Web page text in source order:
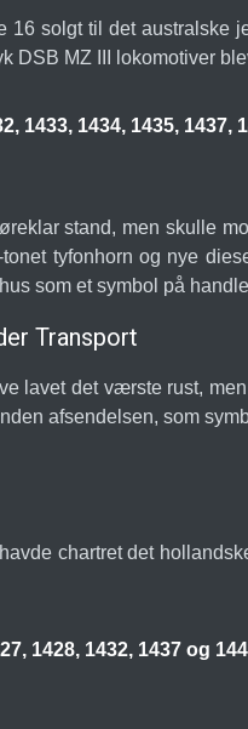
16 solgt til det
DSB MZ III lokomotiver
1433, 1434, 1435, 1437,
stand, men skulle
tyfonhorn og nye
som et symbol på
Transport
lavet det værste rust,
afsendelsen, som
chartret det
1428, 1432, 1437 og